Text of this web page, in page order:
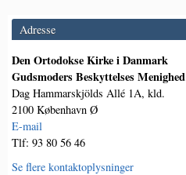
Adresse
Den Ortodokse Kirke i Danmark
Gudsmoders Beskyttelses Menighed
Dag Hammarskjölds Allé 1A, kld.
2100 København Ø
E-mail
Tlf: 93 80 56 46
Se flere kontaktoplysninger